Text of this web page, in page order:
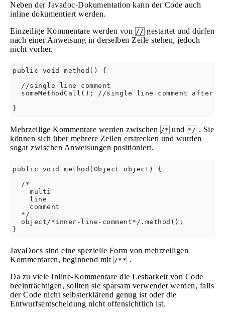
Neben der Javadoc-Dokumentation kann der Code auch
inline dokumentiert werden.
Einzeilige Kommentare werden von // gestartet und dürfen
nach einer Anweisung in derselben Zeile stehen, jedoch
nicht vorher.
public void method() {
  //single line comment
someMethodCall(); //single line comment after
Mehrzeilige Kommentare werden zwischen /* und */ . Sie
können sich über mehrere Zeilen erstrecken und wurden
sogar zwischen Anweisungen positioniert.
public void method(Object object) {
  /*
    multi
    line
    comment
  */
  object/*inner-line-comment*/.method();
JavaDocs sind eine spezielle Form von mehrzeiligen
Kommentaren, beginnend mit /** .
Da zu viele Inline-Kommentare die Lesbarkeit von Code
beeinträchtigen, sollten sie sparsam verwendet werden, falls
der Code nicht selbsterklärend genug ist oder die
Entwurfsentscheidung nicht offensichtlich ist.